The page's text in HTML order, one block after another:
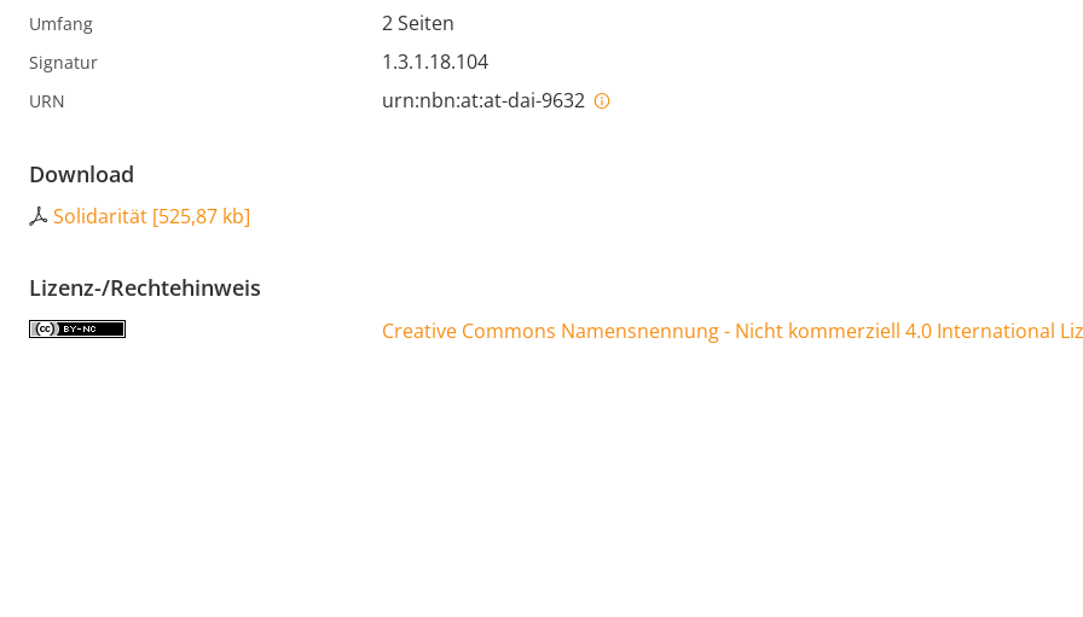
Umfang 2 Seiten
Signatur 1.3.1.18.104
URN urn:nbn:at:at-dai-9632
Download
Solidarität [525,87 kb]
Lizenz-/Rechtehinweis
Creative Commons Namensnennung - Nicht kommerziell 4.0 International